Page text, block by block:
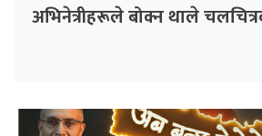
अभिनेत्रीहरूले बोक्न थाले